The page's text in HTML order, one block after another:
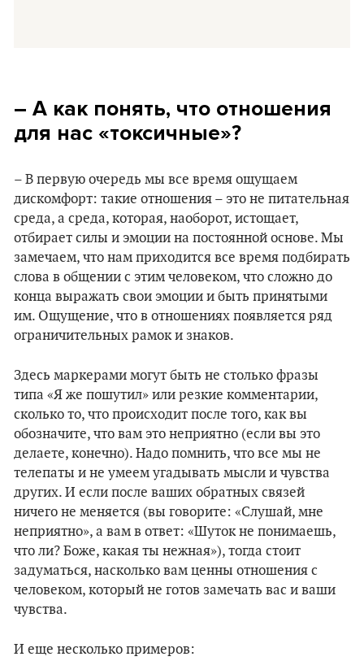
– А как понять, что отношения
для нас «токсичные»?
– В первую очередь мы все время ощущаем
дискомфорт: такие отношения – это не питательная
среда, а среда, которая, наоборот, истощает,
отбирает силы и эмоции на постоянной основе. Мы
замечаем, что нам приходится все время подбирать
слова в общении с этим человеком, что сложно до
конца выражать свои эмоции и быть принятыми
им. Ощущение, что в отношениях появляется ряд
ограничительных рамок и знаков.
Здесь маркерами могут быть не столько фразы
типа «Я же пошутил» или резкие комментарии,
сколько то, что происходит после того, как вы
обозначите, что вам это неприятно (если вы это
делаете, конечно). Надо помнить, что все мы не
телепаты и не умеем угадывать мысли и чувства
других. И если после ваших обратных связей
ничего не меняется (вы говорите: «Слушай, мне
неприятно», а вам в ответ: «Шуток не понимаешь,
что ли? Боже, какая ты нежная»), тогда стоит
задуматься, насколько вам ценны отношения с
человеком, который не готов замечать вас и ваши
чувства.
И еще несколько примеров: